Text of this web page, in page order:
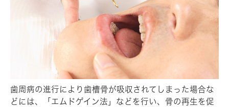
歯周病の進行により歯槽骨が吸収されてしまった場合な
どには、「エムドゲイン法」などを行い、骨の再生を促